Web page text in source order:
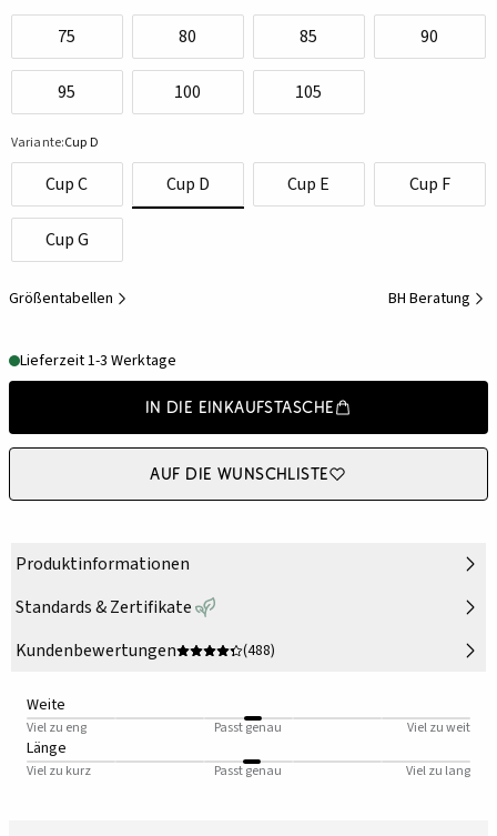
75 80 85 90
95 100 105
Variante:Cup D
Cup C Cup D Cup E Cup F
Cup G
Größentabellen BH Beratung
Lieferzeit 1-3 Werktage
In die Einkaufstasche
Auf die Wunschliste
Produktinformationen
Standards & Zertifikate
Kundenbewertungen
(488)
Weite
Viel zu eng Passt genau Viel zu weit
Länge
Viel zu kurz Passt genau Viel zu lang